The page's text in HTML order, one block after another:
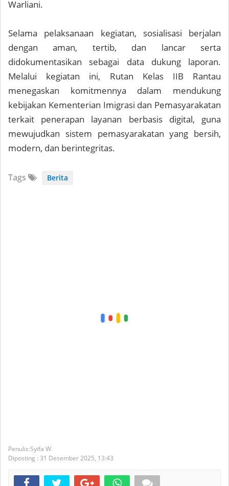
Warliani.
Selama pelaksanaan kegiatan, sosialisasi berjalan
dengan aman, tertib, dan lancar serta
didokumentasikan sebagai data dukung laporan.
Melalui kegiatan ini, Rutan Kelas IIB Rantau
menegaskan komitmennya dalam mendukung
kebijakan Kementerian Imigrasi dan Pemasyarakatan
terkait penerapan layanan berbasis digital, guna
mewujudkan sistem pemasyarakatan yang bersih,
modern, dan berintegritas.
Tags Berita
Syifa W.
Diposting : 31 Desember 2025, 13:43